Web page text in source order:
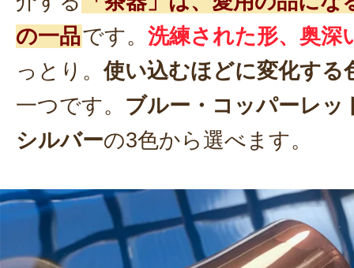
の一品です。 洗練された形、奥深
っとり。使い込むほどに変化する
一つです。 ブルー・コッパーレッ
シルバーの3色から選べます。